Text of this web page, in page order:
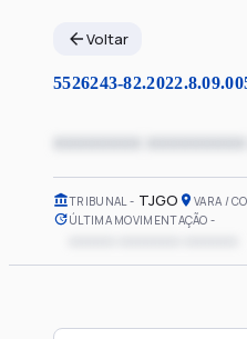
Voltar
5526243-
xxxxxxxx
TRIBUNAL TJGO VARA /
ÚLTIMA MOVIMENTAÇÃO